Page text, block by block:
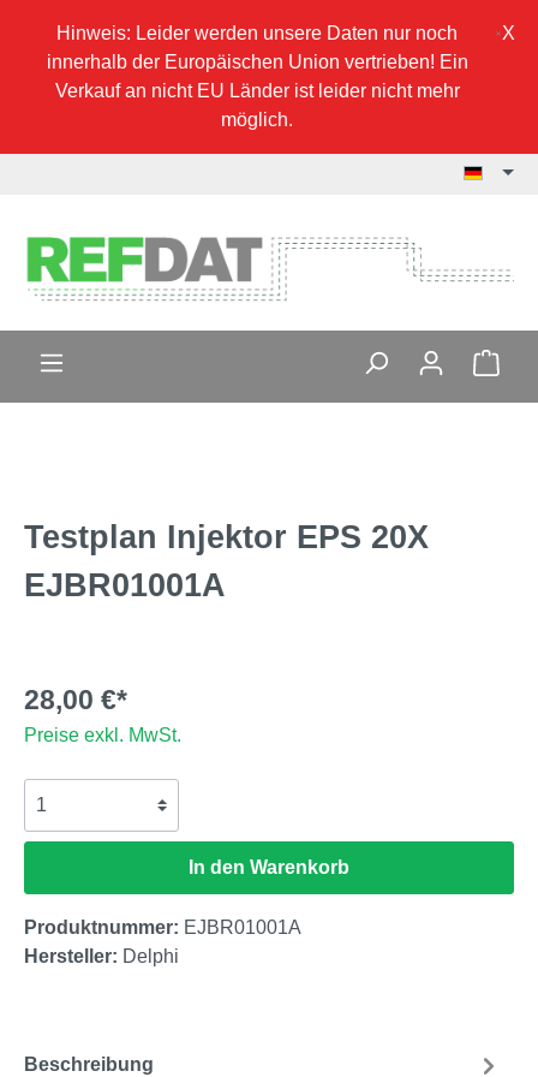
Hinweis: Leider werden unsere Daten nur noch
innerhalb der Europäischen Union vertrieben! Ein
Verkauf an nicht EU Länder ist leider nicht mehr
möglich.
Testplan Injektor EPS 20X
EJBR01001A
28,00 €*
Preise exkl. MwSt.
In den Warenkorb
Produktnummer: EJBR01001A
Hersteller: Delphi
Beschreibung